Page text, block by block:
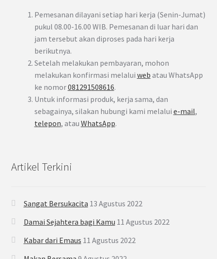
Pemesanan dilayani setiap hari kerja (Senin-Jumat)
pukul 08.00-16.00 WIB. Pemesanan di luar hari dan
jam tersebut akan diproses pada hari kerja
berikutnya.
Setelah melakukan pembayaran, mohon
melakukan konfirmasi melalui web atau WhatsApp
ke nomor081291508616.
Untuk informasi produk, kerja sama, dan
sebagainya, silakan hubungi kami melalui e-mail,
telepon, atau WhatsApp.
Artikel Terkini
Sangat Bersukacita 13 Agustus 2022
Damai Sejahtera bagi Kamu 11 Agustus 2022
Kabar dari Emaus 11 Agustus 2022